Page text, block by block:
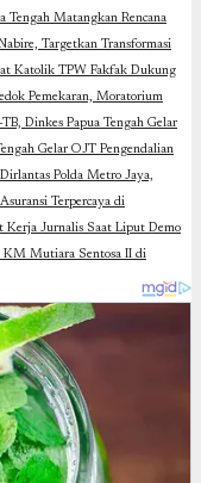
Tengah Matangkan Rencana
Targetkan Transformasi
Katolik TPW Fakfak Dukung
Pemekaran, Moratorium
Dinkes Papua Tengah Gelar
Gelar OJT Pengendalian
Polda Metro Jaya,
Terpercaya di
Kerja Jurnalis Saat Liput Demo
KM Mutiara Sentosa II di